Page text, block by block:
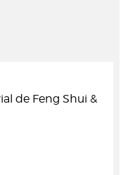
de Feng Shui &